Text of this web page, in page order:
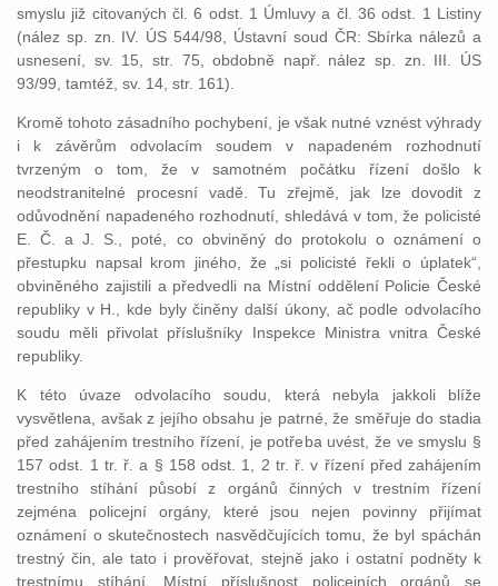
smyslu již citovaných čl. 6 odst. 1 Úmluvy a čl. 36 odst. 1 Listiny
(nález sp. zn. IV. ÚS 544/98, Ústavní soud ČR: Sbírka nálezů a
usnesení, sv. 15, str. 75, obdobně např. nález sp. zn. III. ÚS
93/99, tamtéž, sv. 14, str. 161).
Kromě tohoto zásadního pochybení, je však nutné vznést výhrady
i k závěrům odvolacím soudem v napadeném rozhodnutí
tvrzeným o tom, že v samotném počátku řízení došlo k
neodstranitelné procesní vadě. Tu zřejmě, jak lze dovodit z
odůvodnění napadeného rozhodnutí, shledává v tom, že policisté
E. Č. a J. S., poté, co obviněný do protokolu o oznámení o
přestupku napsal krom jiného, že „si policisté řekli o úplatek“,
obviněného zajistili a předvedli na Místní oddělení Policie České
republiky v H., kde byly činěny další úkony, ač podle odvolacího
soudu měli přivolat příslušníky Inspekce Ministra vnitra České
republiky.
K této úvaze odvolacího soudu, která nebyla jakkoli blíže
vysvětlena, avšak z jejího obsahu je patrné, že směřuje do stadia
před zahájením trestního řízení, je potřeba uvést, že ve smyslu §
157 odst. 1 tr. ř. a § 158 odst. 1, 2 tr. ř. v řízení před zahájením
trestního stíhání působí z orgánů činných v trestním řízení
zejména policejní orgány, které jsou nejen povinny přijímat
oznámení o skutečnostech nasvědčujících tomu, že byl spáchán
trestný čin, ale tato i prověřovat, stejně jako i ostatní podněty k
trestnímu stíhání. Místní příslušnost policejních orgánů se